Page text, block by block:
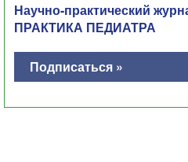
Научно-практический
ПРАКТИКА ПЕДИАТРА
Подписаться »